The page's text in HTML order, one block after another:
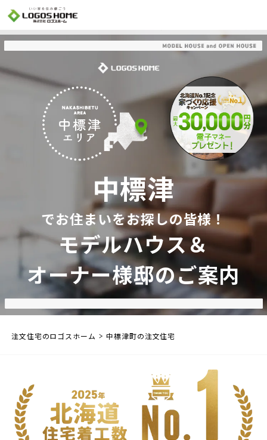
中標津
でお住まいをお探しの皆様！
モデルハウス＆
オーナー様邸のご案内
注文住宅のロゴスホーム 中標津町の注文住宅
Cookie を使用して、お客様の活動を追跡してもよろしいですか? 当社ではお客様の
プライバシーを極めて重視しています。詳細について、およびご質問がある場合